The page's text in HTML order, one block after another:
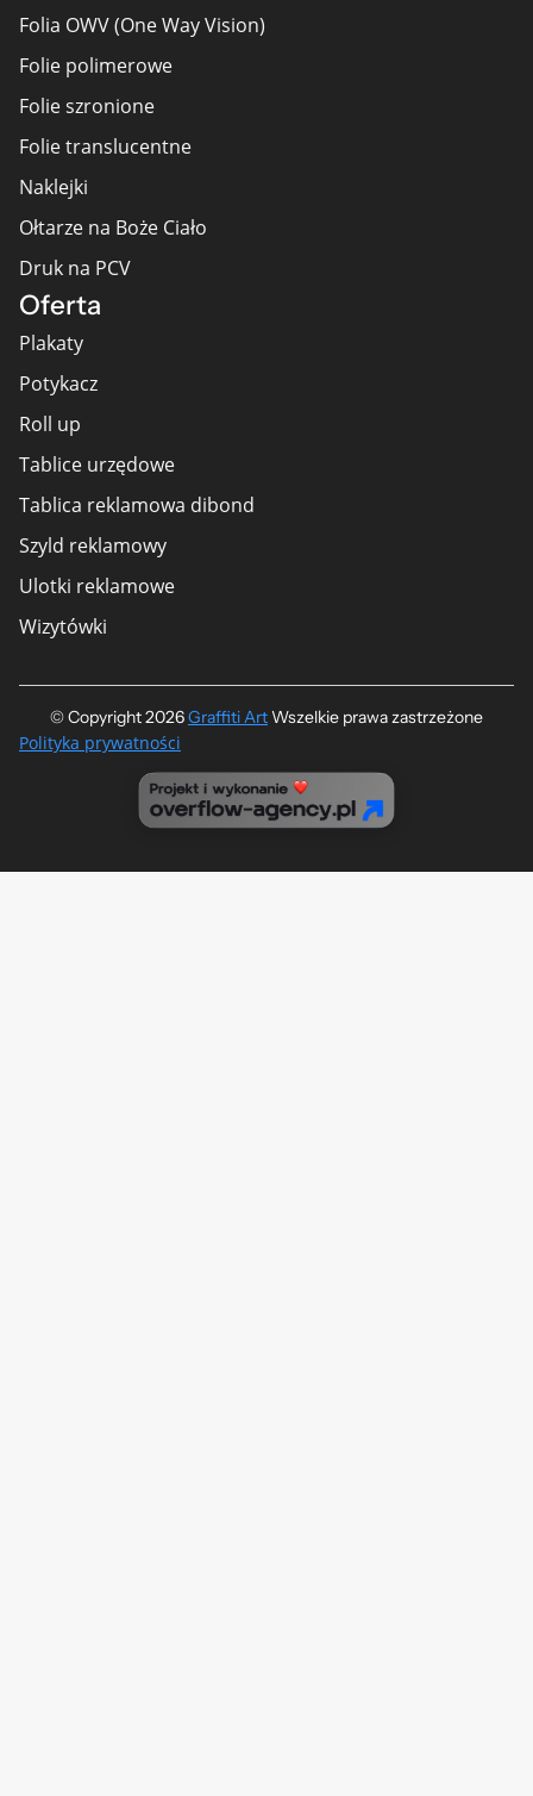
Folia OWV (One Way Vision)
Folie polimerowe
Folie szronione
Folie translucentne
Naklejki
Ołtarze na Boże Ciało
Druk na PCV
Oferta
Plakaty
Potykacz
Roll up
Tablice urzędowe
Tablica reklamowa dibond
Szyld reklamowy
Ulotki reklamowe
Wizytówki
© Copyright 2026Graffiti Art​ Wszelkie prawa zastrzeżone
Polityka prywatności